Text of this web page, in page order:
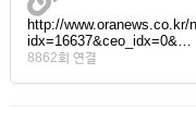
http://
idx=16637&ceo_idx=0&…
8862회 연결